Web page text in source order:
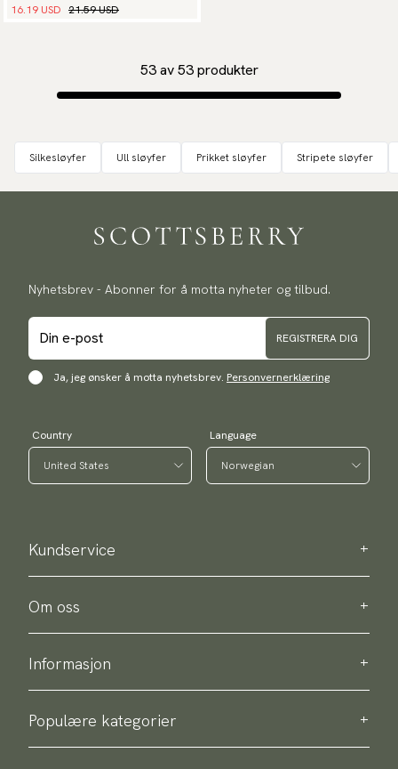
16.19 USD 21.59 USD
53 av 53 produkter
Silkesløyfer Ull sløyfer Prikket sløyfer Stripete sløyfer
Nyhetsbrev - Abonner for å motta nyheter og tilbud.
REGISTRERA DIG
Ja, jeg ønsker å motta nyhetsbrev. Personvernerklæring
Country Language
Kundservice
Kontakt oss
Kjøpsinformasjon
Om oss
Om Scottsberry
Bærekraft
Personvernpolicy
Om produktene våre
Informasjon
Levering
Retur og bytte
Kjøpsvilkor
Populære kategorier
Slips